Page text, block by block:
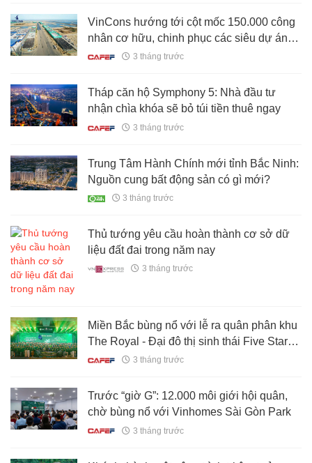
VinCons hướng tới cột mốc 150.000 công
nhân cơ hữu, chinh phục các siêu dự án
quốc gia 3 tháng trước
Tháp căn hộ Symphony 5: Nhà đầu tư
nhận chìa khóa sẽ bỏ túi tiền thuê ngay
3 tháng trước
Trung Tâm Hành Chính mới tỉnh Bắc Ninh:
Nguồn cung bất động sản có gì mới?
3 tháng trước
Thủ tướng yêu cầu hoàn thành cơ sở dữ
liệu đất đai trong năm nay
3 tháng trước
Miền Bắc bùng nổ với lễ ra quân phân khu
The Royal - Đại đô thị sinh thái Five Star
Eco City 3 tháng trước
Trước “giờ G”: 12.000 môi giới hội quân,
chờ bùng nổ với Vinhomes Sài Gòn Park
3 tháng trước